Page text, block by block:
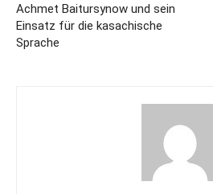
Achmet Baitursynow und sein
Einsatz für die kasachische
Sprache